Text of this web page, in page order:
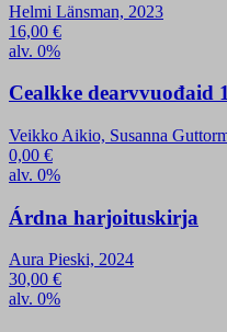
Helmi Länsman, 2023
16,00 €
alv. 0%
Cealkke dearvvuođaid
Veikko Aikio, Susanna
0,00 €
alv. 0%
Árdna harjoituskirja
Aura Pieski, 2024
30,00 €
alv. 0%